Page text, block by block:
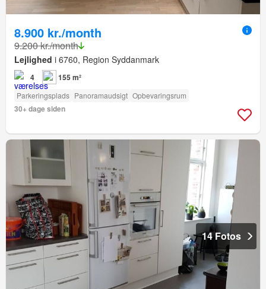
8.900 kr./month
9.200 kr./month
Lejlighed i 6760, Region Syddanmark
4 155 m²
Parkeringsplads Panoramaudsigt Opbevaringsrum
30+ dage siden
14 Fotos